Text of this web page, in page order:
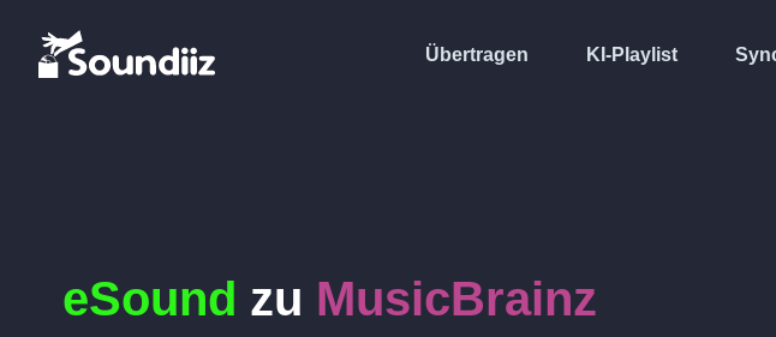
Übertragen KI-Playlist
eSound zu MusicBrainz